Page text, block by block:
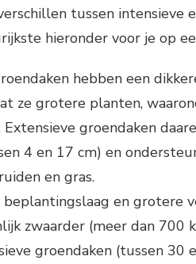
tussen intensieve
hieronder voor je op
hebben een
ze grotere planten,
groendaken
4 en 17 cm) en
en gras.
beplantingslaag en grotere
zwaarder (meer dan 700
groendaken (tussen 30